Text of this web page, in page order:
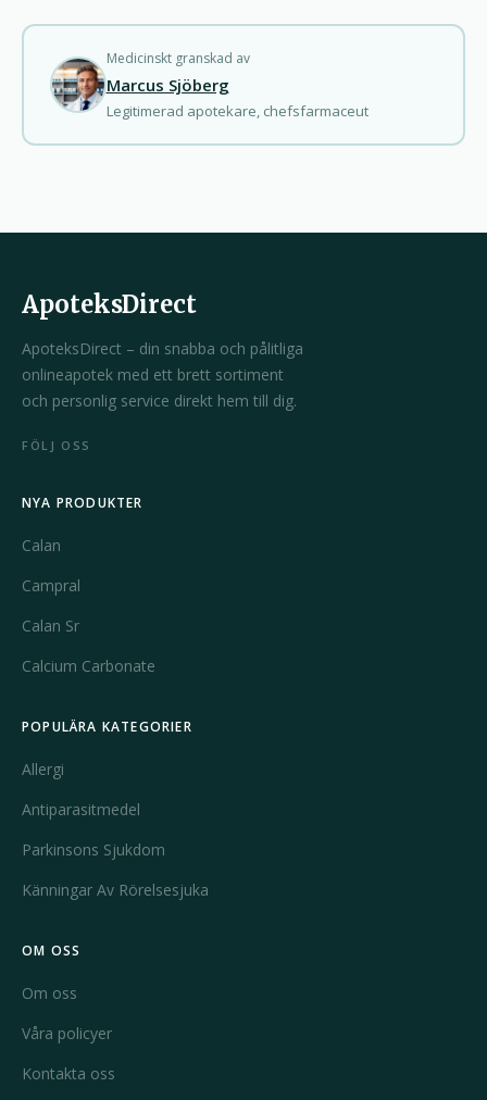
typer av smärta, från lindrig huvudvärk till kroniska
sjukdomssmärtor. Här presenterar vi en översikt av
några av de mest populära läkemedlen inom kategorin,
deras användningsområden och effekter, för att hjälpa
dig att göra ett informerat val.
miltverkande analgetika som är effektiv mot mild till
skonsam behandling utan antiinflammatoriska effekter.
Högre effekt för mer intensiva smärttillstånd kan uppnås
med läkemedel somVoltarenoch
innehåller diklofenak, ett NSAID (icke-steroidalt
både smärta och svullnad.
Motrin
används för liknande ändamål. De ger effekt mot både
försiktighet på grund av risken för biverkningar som
magbesvär och ökad blödningsbenägenhet.
somImitrexvara ett alternativ. Det används främst för
svår huvudvärk. Det är ett receptbelagt läkemedel och
bör användas enligt läkares rekommendation.
För muskel- och nervsmärtor kan
tillstånd. Detta läkemedel fungerar som ett
spänningsrelaterad smärta.
Med förhöjd risk för inflammatoriska tillstånd och
vara aktuella, men dessa används ofta för att
kontrollera sjukdomar snarare än för direkt
Medicinskt granskad av
Marcus Sjöberg
Legitimerad apotekare, chefsfarmaceut
ApoteksDirect
ApoteksDirect – din snabba och pålitliga
onlineapotek med ett brett sortiment
och personlig service direkt hem till dig.
FÖLJ OSS
NYA PRODUKTER
Calan
Campral
Calan Sr
Calcium Carbonate
POPULÄRA KATEGORIER
Allergi
Antiparasitmedel
Parkinsons Sjukdom
Känningar Av Rörelsesjuka
OM OSS
Om oss
Våra policyer
Kontakta oss